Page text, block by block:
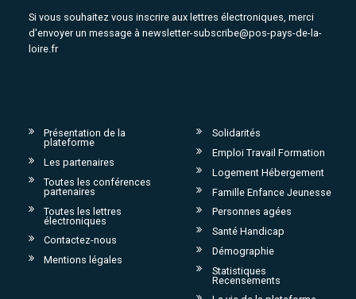
Si vous souhaitez vous inscrire aux lettres électroniques, merci
d'envoyer un message à newsletter-subscribe@pos-pays-de-la-
loire.fr
Présentation de la
plateforme
Les partenaires
Toutes les conférences
partenaires
Toutes les lettres
électroniques
Contactez-nous
Mentions légales
Solidarités
Emploi Travail Formation
Logement Hébergement
Famille Enfance Jeunesse
Personnes agées
Santé Handicap
Démographie
Statistiques
Recensements